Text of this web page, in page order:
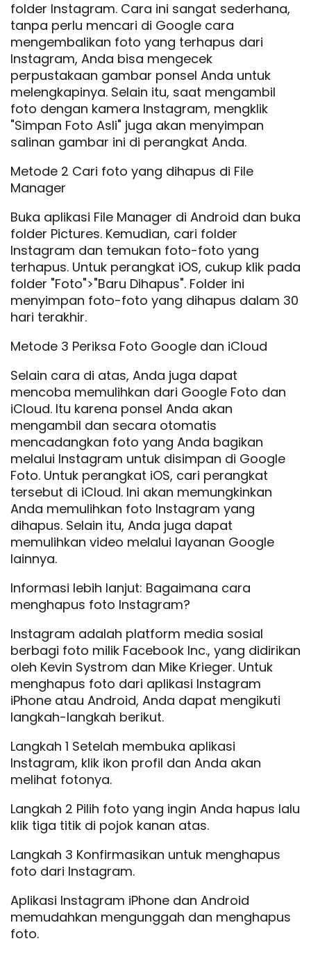
folder Instagram. Cara ini sangat sederhana,
tanpa perlu mencari di Google cara
mengembalikan foto yang terhapus dari
Instagram, Anda bisa mengecek
perpustakaan gambar ponsel Anda untuk
melengkapinya. Selain itu, saat mengambil
foto dengan kamera Instagram, mengklik
"Simpan Foto Asli" juga akan menyimpan
salinan gambar ini di perangkat Anda.
Metode 2 Cari foto yang dihapus di File
Manager
Buka aplikasi File Manager di Android dan buka
folder Pictures. Kemudian, cari folder
Instagram dan temukan foto-foto yang
terhapus. Untuk perangkat iOS, cukup klik pada
folder "Foto">"Baru Dihapus". Folder ini
menyimpan foto-foto yang dihapus dalam 30
hari terakhir.
Metode 3 Periksa Foto Google dan iCloud
Selain cara di atas, Anda juga dapat
mencoba memulihkan dari Google Foto dan
iCloud. Itu karena ponsel Anda akan
mengambil dan secara otomatis
mencadangkan foto yang Anda bagikan
melalui Instagram untuk disimpan di Google
Foto. Untuk perangkat iOS, cari perangkat
tersebut di iCloud. Ini akan memungkinkan
Anda memulihkan foto Instagram yang
dihapus. Selain itu, Anda juga dapat
memulihkan video melalui layanan Google
lainnya.
Informasi lebih lanjut: Bagaimana cara
menghapus foto Instagram?
Instagram adalah platform media sosial
berbagi foto milik Facebook Inc., yang didirikan
oleh Kevin Systrom dan Mike Krieger. Untuk
menghapus foto dari aplikasi Instagram
iPhone atau Android, Anda dapat mengikuti
langkah-langkah berikut.
Langkah 1 Setelah membuka aplikasi
Instagram, klik ikon profil dan Anda akan
melihat fotonya.
Langkah 2 Pilih foto yang ingin Anda hapus lalu
klik tiga titik di pojok kanan atas.
Langkah 3 Konfirmasikan untuk menghapus
foto dari Instagram.
Aplikasi Instagram iPhone dan Android
memudahkan mengunggah dan menghapus
foto.